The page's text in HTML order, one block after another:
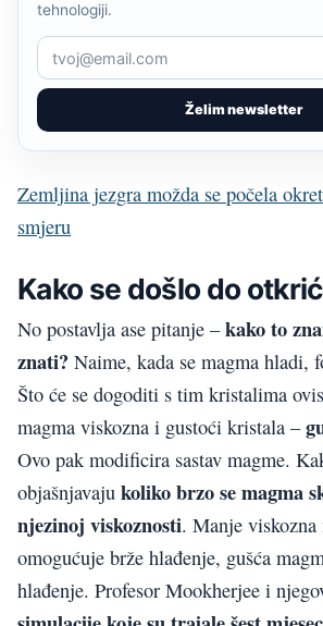
Želim newsletter
tehnologiji.
Zemljina jezgra možda se počela
smjeru
Kako se došlo do
No postavlja ase pitanje –kako to
znati? Naime, kada se magma hladi,
Što će se dogoditi s tim kristalima
magma viskozna i gustoći kristala –
Ovo pak modificira sastav magme.
objašnjavaju koliko brzo se magma
njezinoj viskoznosti. Manje viskozna
omogućuje brže hlađenje, gušća
hlađenje. Profesor Mookherjee i